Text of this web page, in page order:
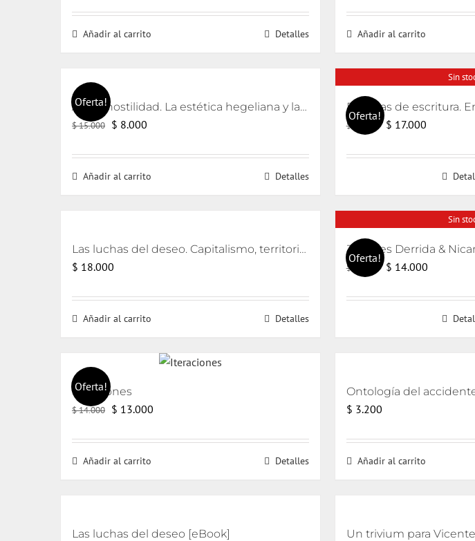
original
era:
actual
es:
Añadir al carrito Detalles
original
era:
actual
Añadir al carrito
Oferta! Arte y hostilidad. La estética hegeliana y la precipitación de la violencia
$15.000 El
original
era:
$ 8.000
actual
es:
Añadir al carrito Detalles
Sin
Oferta!
$18.000
El
original
$ 17.000El
actual
Las luchas del deseo. Capitalismo, territorio y ecología
$ 18.000
Añadir al carrito Detalles
Sin
Oferta!
$15.000
El
original
$ 14.000El
actual
Oferta!
Iteraciones
$14.000 El
original
era:
$ 13.000
actual
Añadir al carrito Detalles
Ontología del
$ 3.200
Añadir al carrito
Las luchas del deseo [eBook] Un trivium para